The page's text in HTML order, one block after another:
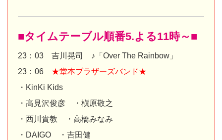
■タイムテーブル順番5.よる11時～■
23：03 吉川晃司 ♪「Over The Rainbow」
23：06 ★堂本ブラザーズバンド★
・KinKi Kids
・高見沢俊彦 ・槇原敬之
・西川貴教 ・高橋みなみ
・DAIGO ・吉田健